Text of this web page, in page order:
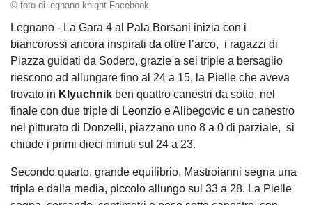
© foto di legnano knight Facebook
Legnano - La Gara 4 al Pala Borsani inizia con i
biancorossi ancora inspirati da oltre l’arco, i ragazzi di
Piazza guidati da Sodero, grazie a sei triple a bersaglio
riescono ad allungare fino al 24 a 15, la Pielle che aveva
trovato in Klyuchnik ben quattro canestri da sotto, nel
finale con due triple di Leonzio e Alibegovic e un canestro
nel pitturato di Donzelli, piazzano uno 8 a 0 di parziale, si
chiude i primi dieci minuti sul 24 a 23.
Secondo quarto, grande equilibrio, Mastroianni segna una
tripla e dalla media, piccolo allungo sul 33 a 28. La Pielle